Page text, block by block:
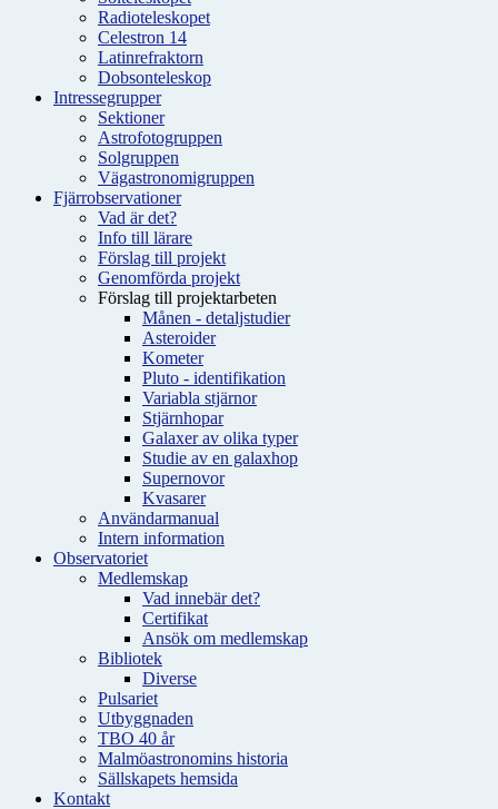
Radioteleskopet
Celestron 14
Latinrefraktorn
Dobsonteleskop
Intressegrupper
Sektioner
Astrofotogruppen
Solgruppen
Vägastronomigruppen
Fjärrobservationer
Vad är det?
Info till lärare
Förslag till projekt
Genomförda projekt
Förslag till projektarbeten
Månen - detaljstudier
Asteroider
Kometer
Pluto - identifikation
Variabla stjärnor
Stjärnhopar
Galaxer av olika typer
Studie av en galaxhop
Supernovor
Kvasarer
Användarmanual
Intern information
Observatoriet
Medlemskap
Vad innebär det?
Certifikat
Ansök om medlemskap
Bibliotek
Diverse
Pulsariet
Utbyggnaden
TBO 40 år
Malmöastronomins historia
Sällskapets hemsida
Kontakt